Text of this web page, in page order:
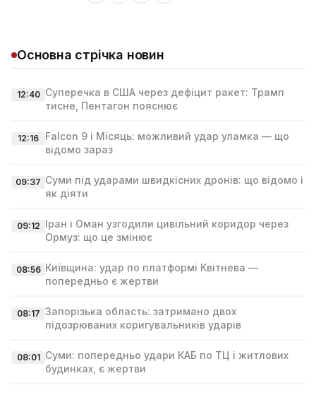
Основна стрічка новин
12:40 Суперечка в США через дефіцит ракет: Трамп
тисне, Пентагон пояснює
12:16
Falcon 9 і Місяць: можливий удар уламка — що
відомо зараз
09:37 Суми під ударами швидкісних дронів: що відомо і
як діяти
09:12 Іран і Оман узгодили цивільний коридор через
Ормуз: що це змінює
08:56 Київщина: удар по платформі Квітнева —
попередньо є жертви
08:17 Запорізька область: затримано двох
підозрюваних коригувальників ударів
08:01 Суми: попередньо удари КАБ по ТЦ і житлових
будинках, є жертви